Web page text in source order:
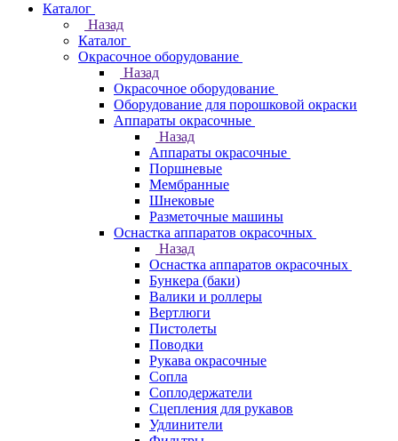
Каталог
Назад
Каталог
Окрасочное оборудование
Назад
Окрасочное оборудование
Оборудование для порошковой окраски
Аппараты окрасочные
Назад
Аппараты окрасочные
Поршневые
Мембранные
Шнековые
Разметочные машины
Оснастка аппаратов окрасочных
Назад
Оснастка аппаратов окрасочных
Бункера (баки)
Валики и роллеры
Вертлюги
Пистолеты
Поводки
Рукава окрасочные
Сопла
Соплодержатели
Сцепления для рукавов
Удлинители